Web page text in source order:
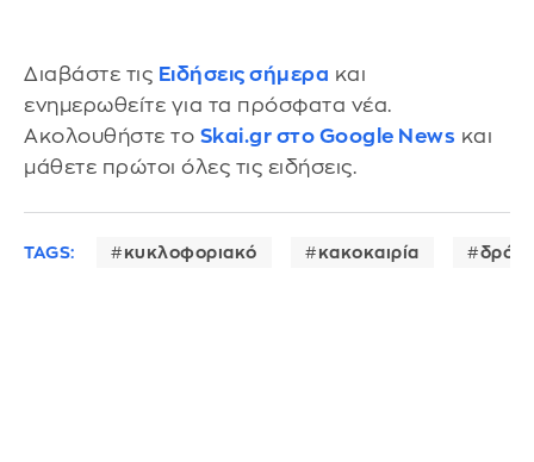
Διαβάστε τις Ειδήσεις σήμερα και
ενημερωθείτε για τα πρόσφατα νέα.
Ακολουθήστε το Skai.gr στο Google News και
μάθετε πρώτοι όλες τις ειδήσεις.
TAGS: κυκλοφοριακό κακοκαιρία